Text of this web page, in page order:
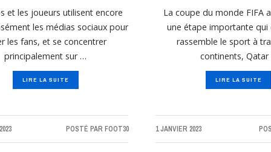
et les joueurs utilisent encore
les médias sociaux pour
les fans, et se concentrer
principalement sur …
LIRE LA SUITE
POSTÉ PAR FOOT30
La coupe du monde FIFA
une étape importante qui
rassemble le sport à
continents,
LIRE LA SUITE
1 JANVIER 2023